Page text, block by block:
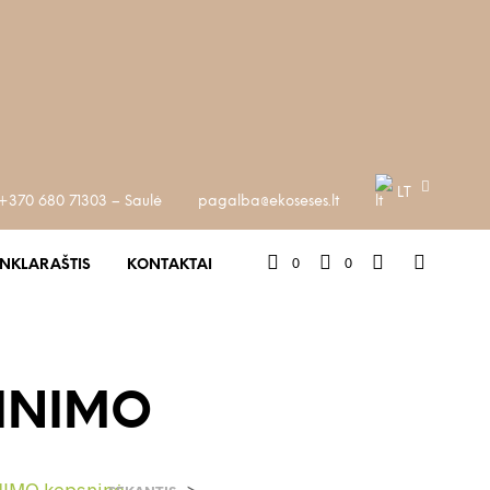
680 71303 – Saulė pagalba@ekoseses.lt
KONTAKTAI 0 0